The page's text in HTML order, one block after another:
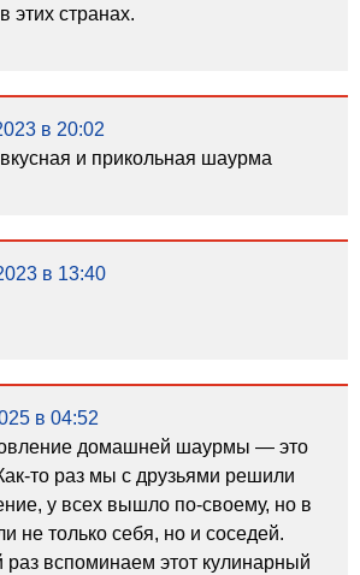
странах.
в 20:02
и прикольная шаурма
в 13:40
в 04:52
домашней шаурмы — это
то раз мы с друзьями решили
у всех вышло по-своему, но в
не только себя, но и соседей.
вспоминаем этот кулинарный